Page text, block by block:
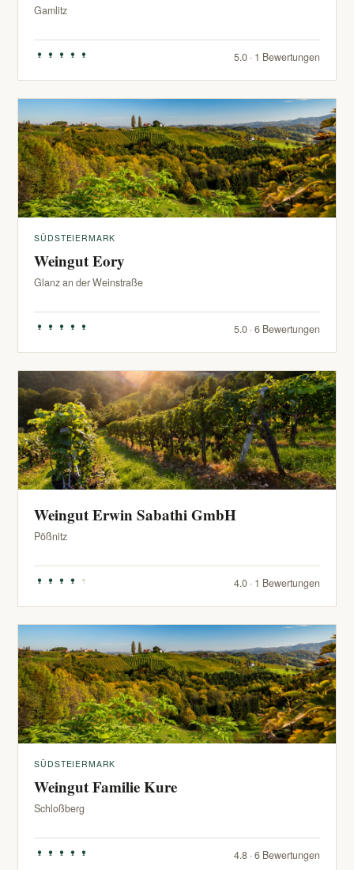
Gamlitz
5.0 · 1 Bewertungen
SÜDSTEIERMARK
Weingut Eory
Glanz an der Weinstraße
5.0 · 6 Bewertungen
Weingut Erwin Sabathi GmbH
Pößnitz
4.0 · 1 Bewertungen
SÜDSTEIERMARK
Weingut Familie Kure
Schloßberg
4.8 · 6 Bewertungen